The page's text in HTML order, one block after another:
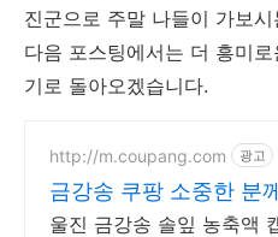
진군으로 주말 나들이 가보
다음 포스팅에서는 더 흥미
기로 돌아오겠습니다.
http://m.coupang.com 광고
금강송 쿠팡 소중한 분
울진 금강송 솔잎 농축액